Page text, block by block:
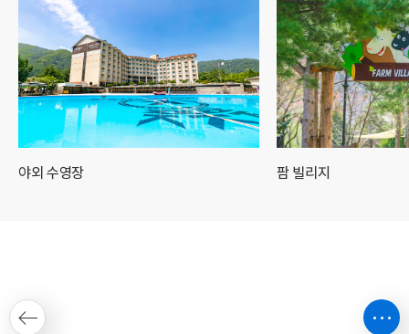
야외 수영장 팜 빌리지